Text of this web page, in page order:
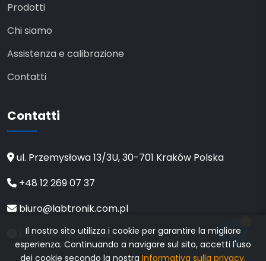
Prodotti
Chi siamo
Assistenza e calibrazione
Contatti
Contatti
ul. Przemysłowa 13/3U, 30-701 Kraków Polska
+48 12 269 07 37
biuro@labtronik.com.pl
Lun.-Ven.: 8:00-16:00
Il nostro sito utilizza i cookie per garantire la migliore
esperienza. Continuando a navigare sul sito, accetti l'uso
dei cookie secondo la nostra Informativa sulla privacy.